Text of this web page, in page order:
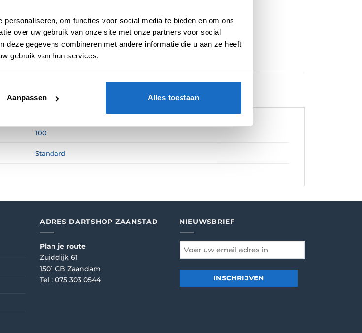
om functies voor social media te bieden en om ons
over uw gebruik van onze site met onze partners voor social
deze gegevens combineren met andere informatie die u aan ze heeft
gebruik van hun services.
Aanpassen Alles toestaan
100
Standard
ADRES DARTSHOP ZAANSTAD
Plan je route
Zuiddijk 61
1501 CB Zaandam
Tel : 075 303 0544
NIEUWSBRIEF
email
*